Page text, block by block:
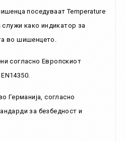
поседуваат Temperature
како индикатор за
во шишенцето.
согласно Европскиот
Германија, согласно
за безбедност и